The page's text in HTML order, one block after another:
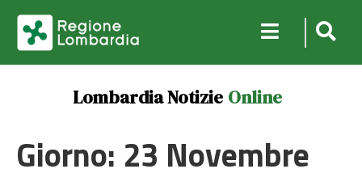
Lombardia Notizie Online
Giorno: 23 Novembre